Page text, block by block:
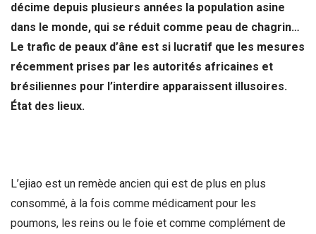
décime depuis plusieurs années la population asine
dans le monde, qui se réduit comme peau de chagrin…
Le trafic de peaux d’âne est si lucratif que les mesures
récemment prises par les autorités africaines et
brésiliennes pour l’interdire apparaissent illusoires.
État des lieux.
L’ejiao est un remède ancien qui est de plus en plus
consommé, à la fois comme médicament pour les
poumons, les reins ou le foie et comme complément de